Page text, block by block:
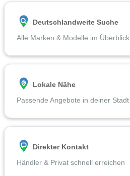
Deutschlandweite Suche
Alle Marken & Modelle im Überblick
Lokale Nähe
Passende Angebote in deiner Stadt
Direkter Kontakt
Händler & Privat schnell erreichen